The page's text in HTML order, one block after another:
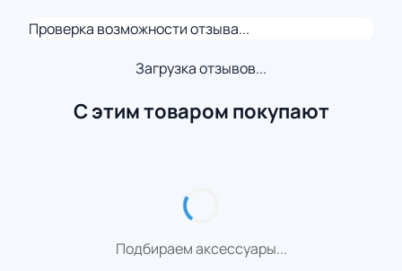
Проверка возможности отзыва...
Загрузка отзывов...
С этим товаром покупают
Подбираем аксессуары...